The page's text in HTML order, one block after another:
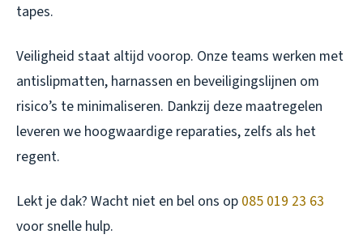
tapes.
Veiligheid staat altijd voorop. Onze teams werken met
antislipmatten, harnassen en beveiligingslijnen om
risico’s te minimaliseren. Dankzij deze maatregelen
leveren we hoogwaardige reparaties, zelfs als het
regent.
Lekt je dak? Wacht niet en bel ons op 085 019 23 63
voor snelle hulp.